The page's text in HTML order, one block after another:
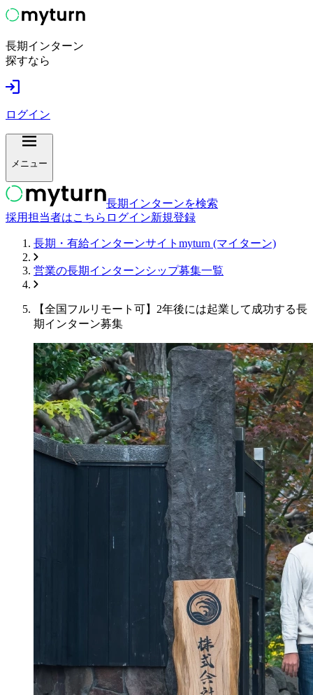
長期インターン
探すなら
ログイン
メニュー
長期インターンを検索
採用担当者はこちら ログイン新規登録
長期・有給インターンサイトmyturn (マイターン)
営業の長期インターンシップ募集一覧
【全国フルリモート可】2年後には起業して成功する長
期インターン募集